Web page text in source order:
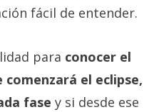
fácil de entender.
para conocer el
el eclipse,
fase y si desde ese